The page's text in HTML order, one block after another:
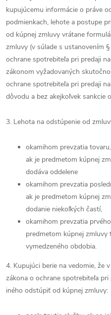
kupujúcemu informácie o práve
podmienkach, lehote a postupe
od kúpnej zmluvy vrátane
zmluvy (v súlade s ustanovením
ochrane spotrebiteľa pri predaji
zákonom vyžadovaných
ochrane spotrebiteľa pri predaji
dôvodu a bez akejkoľvek sankcie
3. Lehota na odstúpenie od
okamihom prevzatia
ak je predmetom kúpnej
dodáva oddelene
okamihom prevzatia
ak je predmetom kúpnej
dodanie niekoľkých častí,
okamihom prevzatia
predmetom kúpnej zmluvy
vymedzeného obdobia.
4. Kupujúci berie na vedomie, že
zákona o ochrane spotrebiteľa
iného odstúpiť od kúpnej zmluvy: